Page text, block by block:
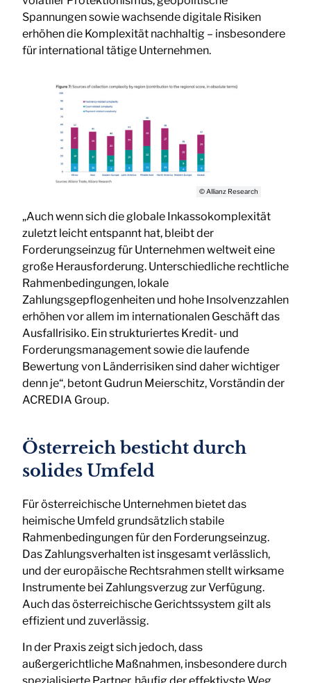
Spannungen sowie wachsende digitale Risiken
erhöhen die Komplexität nachhaltig – insbesondere
für international tätige Unternehmen.
© Allianz Research
„Auch wenn sich die globale Inkassokomplexität
zuletzt leicht entspannt hat, bleibt der
Forderungseinzug für Unternehmen weltweit eine
große Herausforderung. Unterschiedliche rechtliche
Rahmenbedingungen, lokale
Zahlungsgepflogenheiten und hohe Insolvenzzahlen
erhöhen vor allem im internationalen Geschäft das
Ausfallrisiko. Ein strukturiertes Kredit- und
Forderungsmanagement sowie die laufende
Bewertung von Länderrisiken sind daher wichtiger
denn je“, betont Gudrun Meierschitz, Vorständin der
ACREDIA Group.
Österreich besticht durch
solides Umfeld
Für österreichische Unternehmen bietet das
heimische Umfeld grundsätzlich stabile
Rahmenbedingungen für den Forderungseinzug.
Das Zahlungsverhalten ist insgesamt verlässlich,
und der europäische Rechtsrahmen stellt wirksame
Instrumente bei Zahlungsverzug zur Verfügung.
Auch das österreichische Gerichtssystem gilt als
effizient und zuverlässig.
In der Praxis zeigt sich jedoch, dass
außergerichtliche Maßnahmen, insbesondere durch